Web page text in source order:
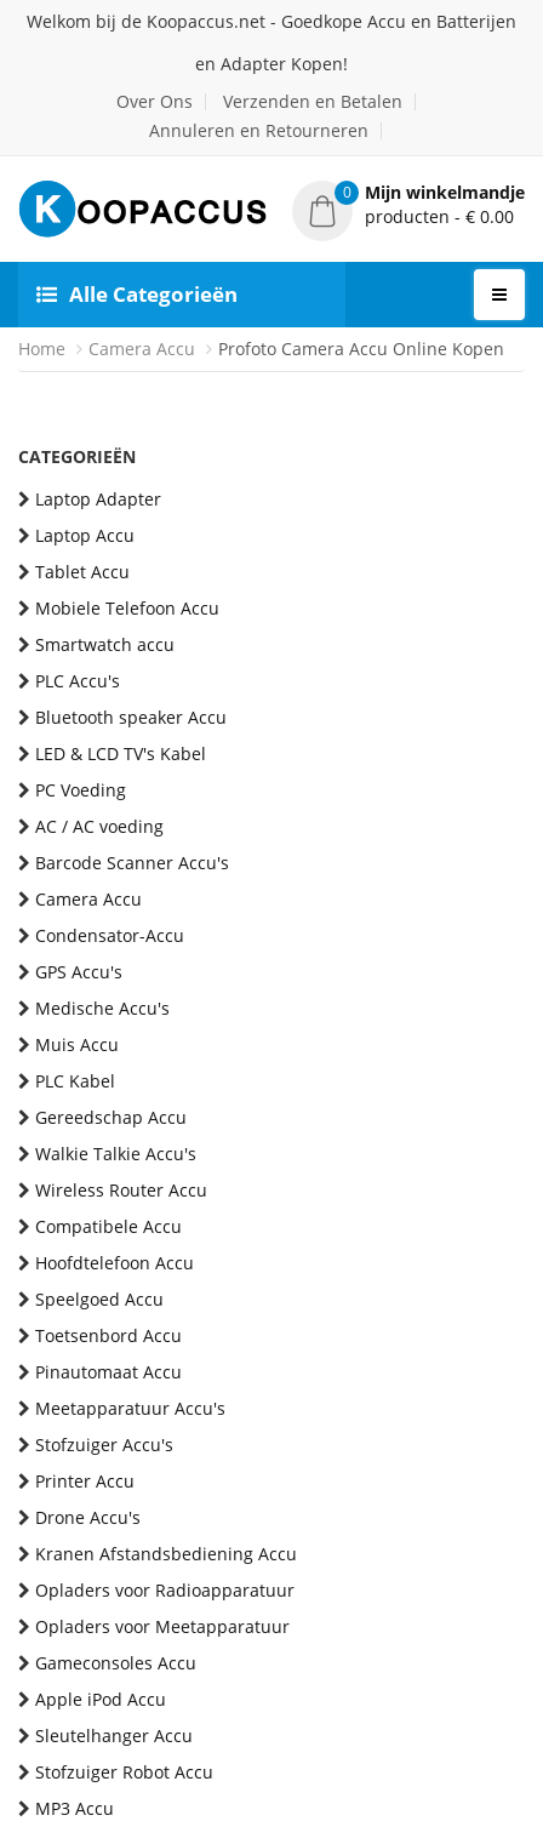
Welkom bij de Koopaccus.net - Goedkope Accu en Batterijen
en Adapter Kopen!
Over Ons
Verzenden en Betalen
Annuleren en Retourneren
0
Mijn winkelmandje
producten - € 0.00
Alle Categorieën
Home Camera Accu Profoto Camera Accu Online Kopen
CATEGORIEËN
Laptop Adapter
Laptop Accu
Tablet Accu
Mobiele Telefoon Accu
Smartwatch accu
PLC Accu's
Bluetooth speaker Accu
LED & LCD TV's Kabel
PC Voeding
AC / AC voeding
Barcode Scanner Accu's
Camera Accu
Condensator-Accu
GPS Accu's
Medische Accu's
Muis Accu
PLC Kabel
Gereedschap Accu
Walkie Talkie Accu's
Wireless Router Accu
Compatibele Accu
Hoofdtelefoon Accu
Speelgoed Accu
Toetsenbord Accu
Pinautomaat Accu
Meetapparatuur Accu's
Stofzuiger Accu's
Printer Accu
Drone Accu's
Kranen Afstandsbediening Accu
Opladers voor Radioapparatuur
Opladers voor Meetapparatuur
Gameconsoles Accu
Apple iPod Accu
Sleutelhanger Accu
Stofzuiger Robot Accu
MP3 Accu